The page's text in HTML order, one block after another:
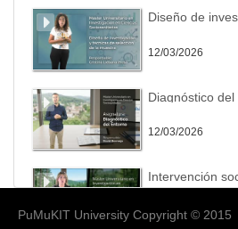
12/03/2026
Diagnóstico
12/03/2026
Intervención
12/03/2026
PuMuKIT University Copyright © 2015